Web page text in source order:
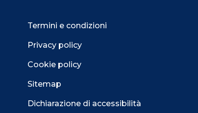
Termini e condizioni
Privacy policy
Cookie policy
Sitemap
Dichiarazione di accessibilità